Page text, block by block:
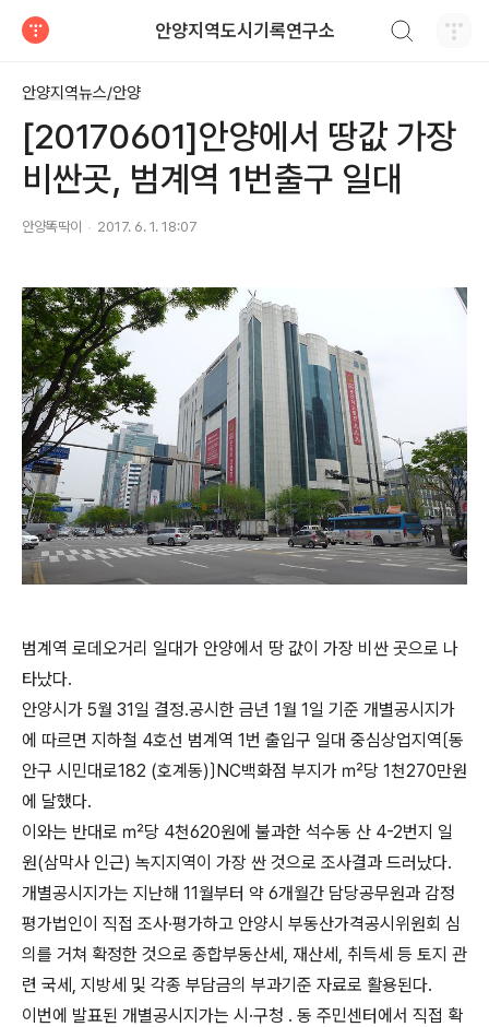
안양지역도시기록연구소
안양지역뉴스/안양
[20170601]안양에서 땅값 가장
비싼곳, 범계역 1번출구 일대
안양똑딱이 2017. 6. 1. 18:07
범계역 로데오거리 일대가 안양에서 땅 값이 가장 비싼 곳으로 나
타났다.
안양시가 5월 31일 결정․공시한 금년 1월 1일 기준 개별공시지가
에 따르면 지하철 4호선 범계역 1번 출입구 일대 중심상업지역〔동
안구 시민대로182 (호계동)〕NC백화점 부지가 ㎡당 1천270만원
에 달했다.
이와는 반대로 ㎡당 4천620원에 불과한 석수동 산 4-2번지 일
원(삼막사 인근) 녹지지역이 가장 싼 것으로 조사결과 드러났다.
개별공시지가는 지난해 11월부터 약 6개월간 담당공무원과 감정
평가법인이 직접 조사·평가하고 안양시 부동산가격공시위원회 심
의를 거쳐 확정한 것으로 종합부동산세, 재산세, 취득세 등 토지 관
련 국세, 지방세 및 각종 부담금의 부과기준 자료로 활용된다.
이번에 발표된 개별공시지가는 시·구청 ․ 동 주민센터에서 직접 확